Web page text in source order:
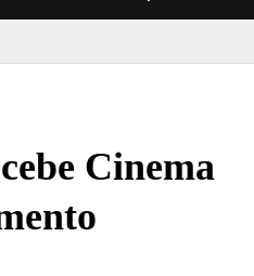
Cinema